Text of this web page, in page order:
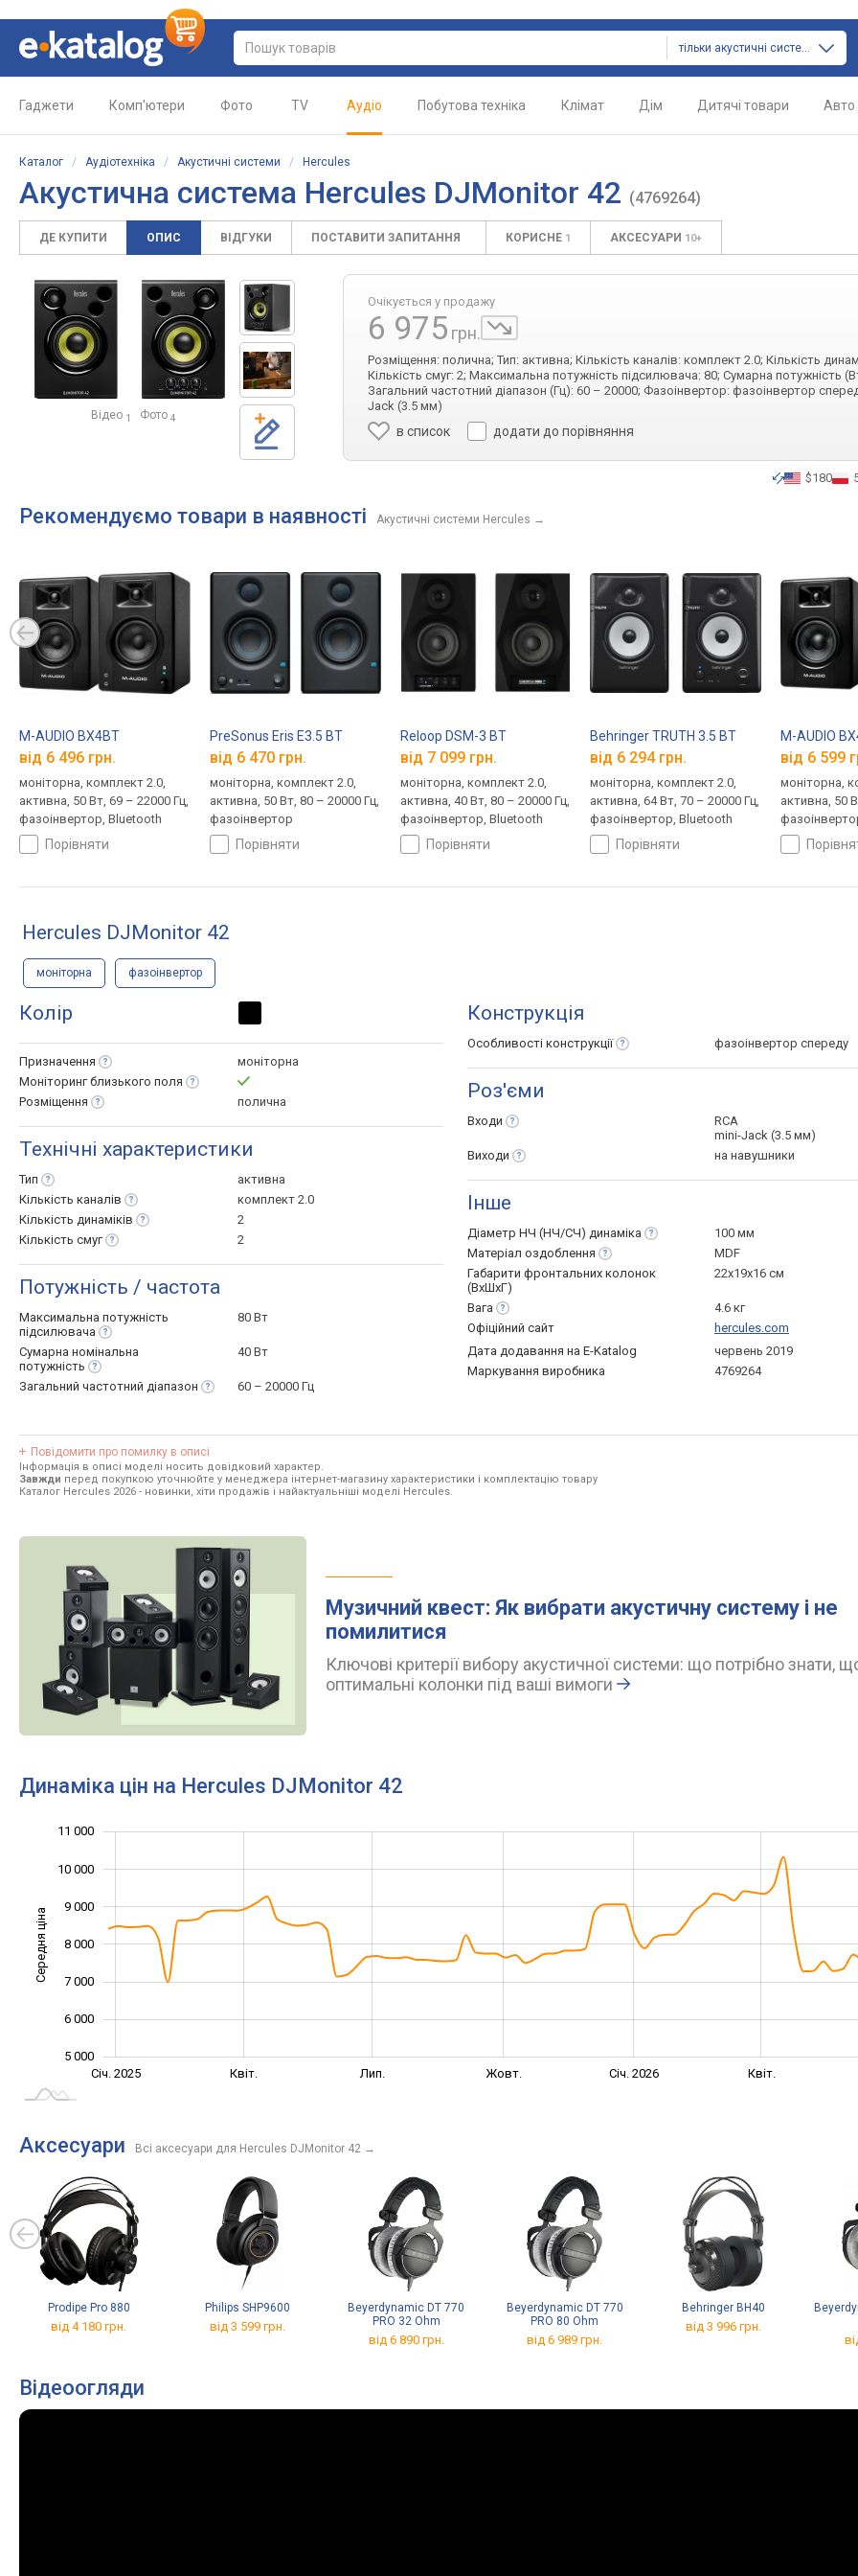
тільки акустичні системи
Гаджети Комп'ютери Фото TV Аудіо Побутова техніка Клімат Дім Дитячі товари Авто
Каталог / Аудіотехніка / Акустичні системи / Hercules
Акустична система Hercules DJMonitor 42 (4769264)
ДЕ КУПИТИ ОПИС ВІДГУКИ ПОСТАВИТИ ЗАПИТАННЯ КОРИСНЕ 1 АКСЕСУАРИ 10+
Відео 1 Фото 4
Очікується у продажу
6 975 грн.
Розміщення: полична; Тип: активна; Кількість каналів: комплект 2.0; Кількість
Кількість смуг: 2; Максимальна потужність підсилювача: 80; Сумарна потужність
Загальний частотний діапазон (Гц): 60 – 20000; Фазоінвертор: фазоінвертор
Jack (3.5 мм)
в список додати до порівняння
$180
Рекомендуємо товари в наявності Акустичні системи Hercules →
M-AUDIO BX4BT
від 6 496 грн.
моніторна, комплект 2.0,
активна, 50 Вт, 69 – 22000 Гц,
фазоінвертор, Bluetooth
порівняти
PreSonus Eris E3.5 BT
від 6 470 грн.
моніторна, комплект 2.0,
активна, 50 Вт, 80 – 20000 Гц,
фазоінвертор
порівняти
Reloop DSM-3 BT
від 7 099 грн.
моніторна, комплект 2.0,
активна, 40 Вт, 80 – 20000 Гц,
фазоінвертор, Bluetooth
порівняти
Behringer TRUTH 3.5 BT
від 6 294 грн.
моніторна, комплект 2.0,
активна, 64 Вт, 70 – 20000 Гц,
фазоінвертор, Bluetooth
порівняти
M-AUDIO
від 6 599
моніторна,
активна, 50
Hercules DJMonitor 42
моніторна фазоінвертор
Колір
Призначення
моніторна
Моніторинг близького поля
Розміщення
полична
Технічні характеристики
Тип
активна
Кількість каналів
комплект 2.0
Кількість динаміків
2
Кількість смуг 2
Потужність / частота
Максимальна потужність
підсилювача
80 Вт
Сумарна номінальна
потужність
40 Вт
Загальний частотний діапазон 60 – 20000 Гц
Конструкція
Особливості конструкції фазоінвертор спереду
Роз'єми
Входи
RCA
mini-Jack (3.5 мм)
Виходи
на навушники
Інше
Діаметр НЧ (НЧ/СЧ) динаміка
100 мм
Матеріал оздоблення
MDF
Габарити фронтальних колонок
(ВхШхГ)
22x19x16 см
Вага
4.6 кг
Офіційний сайт
hercules.com
Дата додавання на E-Katalog
червень 2019
Маркування виробника
4769264
Повідомити про помилку в описі
Інформація в описі моделі носить довідковий характер.
Завжди перед покупкою уточнюйте у менеджера інтернет-магазину характеристики і комплектацію товару
Каталог Hercules 2026 - новинки, хіти продажів і найактуальніші моделі Hercules.
Музичний квест: Як вибрати акустичну систему і не
помилитися
Ключові критерії вибору акустичної системи: що потрібно знати,
оптимальні колонки під ваші вимоги
Динаміка цін на Hercules DJMonitor 42
Середня ціна 10 000
5 000
6 000
7 000
8 000
9 000
10 000
11 000
L
Жовт.
Січ. 2025 Квіт. Лип. Жовт. Січ. 2026 Квіт.
Жовт.
Аксесуари Всі аксесуари для Hercules DJMonitor 42 →
Prodipe Pro 880
від 4 180 грн.
Philips SHP9600
від 3 599 грн.
Beyerdynamic DT 770
PRO 32 Ohm
від 6 890 грн.
Beyerdynamic DT 770
PRO 80 Ohm
від 6 989 грн.
Behringer BH40
від 3 996 грн.
Відеоогляди